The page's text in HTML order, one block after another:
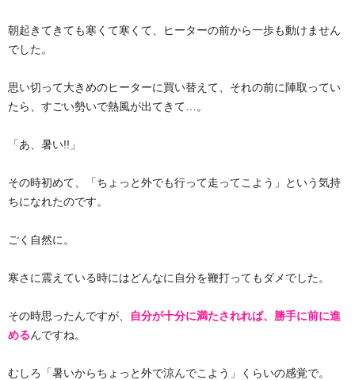
朝起きてきても寒くて寒くて、ヒーターの前から一歩も動けません
でした。
思い切って大きめのヒーターに買い替えて、それの前に陣取ってい
たら、すごい勢いで熱風が出てきて…。
「あ、暑い!!」
その時初めて、「ちょっと外でも行って走ってこよう」という気持
ちになれたのです。
ごく自然に。
寒さに震えている時にはどんなに自分を鞭打ってもダメでした。
その時思ったんですが、
自分が十分に満たされれば、勝手に前に進
めるんですね。
むしろ「暑いからちょっと外で涼んでこよう」くらいの感覚で。